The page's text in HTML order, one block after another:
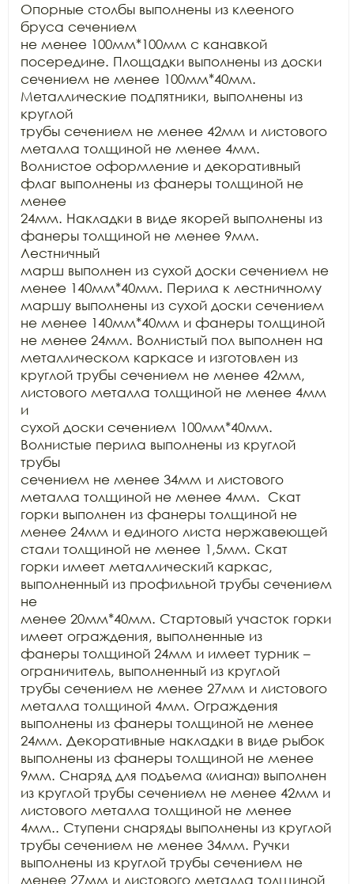
Опорные столбы выполнены из клееного
бруса сечением
не менее 100мм*100мм с канавкой
посередине. Площадки выполнены из доски
сечением не менее 100мм*40мм.
Металлические подпятники, выполнены из
круглой
трубы сечением не менее 42мм и листового
металла толщиной не менее 4мм.
Волнистое оформление и декоративный
флаг выполнены из фанеры толщиной не
менее
24мм. Накладки в виде якорей выполнены из
фанеры толщиной не менее 9мм.
Лестничный
марш выполнен из сухой доски сечением не
менее 140мм*40мм. Перила к лестничному
маршу выполнены из сухой доски сечением
не менее 140мм*40мм и фанеры толщиной
не менее 24мм. Волнистый пол выполнен на
металлическом каркасе и изготовлен из
круглой трубы сечением не менее 42мм,
листового металла толщиной не менее 4мм
и
сухой доски сечением 100мм*40мм.
Волнистые перила выполнены из круглой
трубы
сечением не менее 34мм и листового
металла толщиной не менее 4мм.  Скат
горки выполнен из фанеры толщиной не
менее 24мм и единого листа нержавеющей
стали толщиной не менее 1,5мм. Скат
горки имеет металлический каркас,
выполненный из профильной трубы сечением
не
менее 20мм*40мм. Стартовый участок горки
имеет ограждения, выполненные из
фанеры толщиной 24мм и имеет турник –
ограничитель, выполненный из круглой
трубы сечением не менее 27мм и листового
металла толщиной 4мм. Ограждения
выполнены из фанеры толщиной не менее
24мм. Декоративные накладки в виде рыбок
выполнены из фанеры толщиной не менее
9мм. Снаряд для подъема «лиана» выполнен
из круглой трубы сечением не менее 42мм и
листового металла толщиной не менее
4мм.. Ступени снаряды выполнены из круглой
трубы сечением не менее 34мм. Ручки
выполнены из круглой трубы сечением не
менее 27мм и листового металла толщиной